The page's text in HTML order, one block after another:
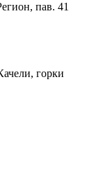
пав. 41
горки